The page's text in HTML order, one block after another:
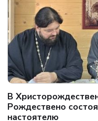
В
Рождествено
настоятелю